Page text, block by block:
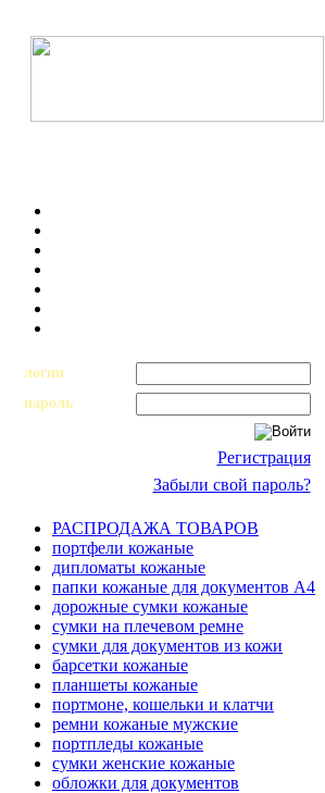
логин
пароль
Регистрация
Забыли свой пароль?
РАСПРОДАЖА ТОВАРОВ
портфели кожаные
дипломаты кожаные
папки кожаные для документов А4
дорожные сумки кожаные
сумки на плечевом ремне
сумки для документов из кожи
барсетки кожаные
планшеты кожаные
портмоне, кошельки и клатчи
ремни кожаные мужские
портпледы кожаные
сумки женские кожаные
обложки для документов